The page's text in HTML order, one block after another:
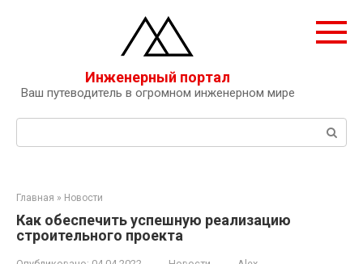
Инженерный портал
Ваш путеводитель в огромном инженерном мире
Поиск:
Главная » Новости
Как обеспечить успешную реализацию
строительного проекта